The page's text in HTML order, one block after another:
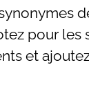
pour les
et